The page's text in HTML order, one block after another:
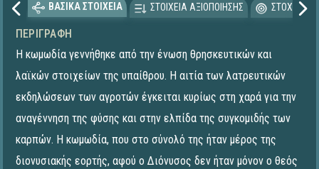
ΒΑΣΙΚΑ ΣΤΟΙΧΕΙΑ ΣΤΟΙΧΕΙΑ ΑΞΙΟΠΟΙΗΣΗΣ
ΠΕΡΙΓΡΑΦΉ
Η κωμωδία γεννήθηκε από την ένωση θρησκευτικών και
λαϊκών στοιχείων της υπαίθρου. Η αιτία των λατρευτικών
εκδηλώσεων των αγροτών έγκειται κυρίως στη χαρά για την
αναγέννηση της φύσης και στην ελπίδα της συγκομιδής των
καρπών. Η κωμωδία, που στο σύνολό της ήταν μέρος της
διονυσιακής εορτής, αφού ο Διόνυσος δεν ήταν μόνον ο θεός